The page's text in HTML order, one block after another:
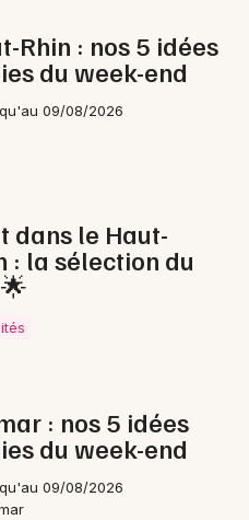
Rhin : nos 5 idées
du week-end
09/08/2026
dans le Haut-
: la sélection du
: nos 5 idées
du week-end
09/08/2026